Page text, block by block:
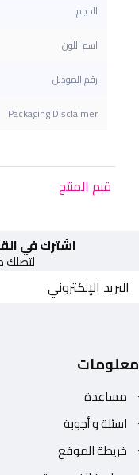
الحجم
اسم اللون
رقم الموديل
Packaging Disclaimer
قيم المنتج
اشترك في
لتصلك
معلومات
مساعدة
اسئلة و أجوبة
خريطة الموقع